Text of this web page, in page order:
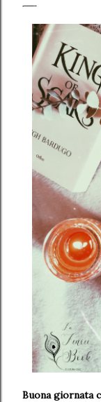
Buona giornata